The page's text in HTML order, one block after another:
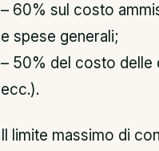
– 60% sul costo
e spese generali;
– 50% del costo delle
ecc.).
Il limite massimo di